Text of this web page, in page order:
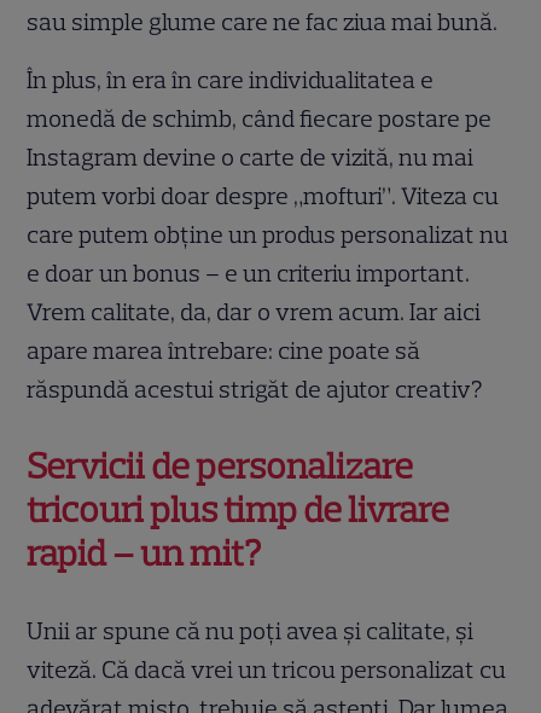
sau simple glume care ne fac ziua mai bună.
În plus, în era în care individualitatea e
monedă de schimb, când fiecare postare pe
Instagram devine o carte de vizită, nu mai
putem vorbi doar despre „mofturi”. Viteza cu
care putem obține un produs personalizat nu
e doar un bonus – e un criteriu important.
Vrem calitate, da, dar o vrem acum. Iar aici
apare marea întrebare: cine poate să
răspundă acestui strigăt de ajutor creativ?
Servicii de personalizare
tricouri plus timp de livrare
rapid – un mit?
Unii ar spune că nu poți avea și calitate, și
viteză. Că dacă vrei un tricou personalizat cu